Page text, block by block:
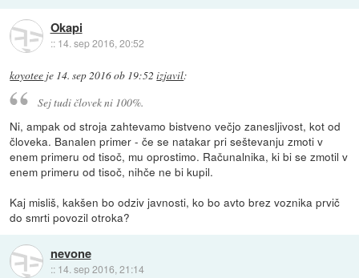
Okapi
:: 14. sep 2016, 20:52
koyotee je 14. sep 2016 ob 19:52 izjavil:
Sej tudi človek ni 100%.
Ni, ampak od stroja zahtevamo bistveno večjo zanesljivost, kot od
človeka. Banalen primer - če se natakar pri seštevanju zmoti v
enem primeru od tisoč, mu oprostimo. Računalnika, ki bi se zmotil v
enem primeru od tisoč, nihče ne bi kupil.
Kaj misliš, kakšen bo odziv javnosti, ko bo avto brez voznika prvič
do smrti povozil otroka?
nevone
:: 14. sep 2016, 21:14